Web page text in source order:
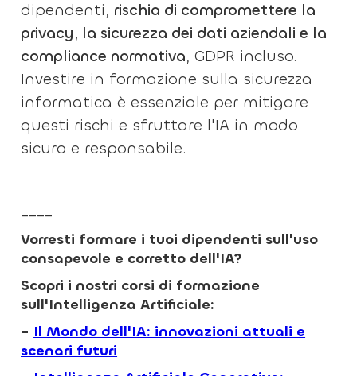
dipendenti, rischia di compromettere la
privacy, la sicurezza dei dati aziendali e la
compliance normativa, GDPR incluso.
Investire in formazione sulla sicurezza
informatica è essenziale per mitigare
questi rischi e sfruttare l'IA in modo
sicuro e responsabile.
____
Vorresti formare i tuoi dipendenti sull'uso
consapevole e corretto dell'IA?
Scopri i nostri corsi di formazione
sull'Intelligenza Artificiale:
- Il Mondo dell'IA: innovazioni attuali e
scenari futuri